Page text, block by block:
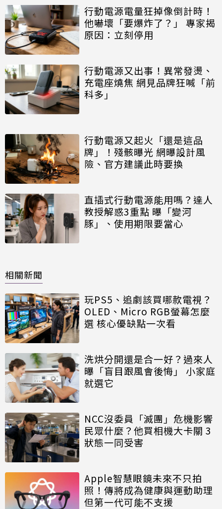
行動電源電量狂掉像倒計時！
他嚇壞「要爆炸了？」 專家揭
原因：立刻停用
行動電源又出事！異常發燙、
充電座燒焦 網見品牌狂喊「前
科多」
行動電源又起火「還是這品
牌」！殘骸曝光 網曝設計風
險、官方建議此時要換
直插式行動電源能用嗎？達人
教授解惑3重點 曝「變河
豚」、使用期限要當心
相關新聞
玩PS5、追劇該買哪款電視？
OLED、Micro RGB螢幕怎麼
選 核心優缺點一次看
洗烘分開還是合一好？過來人
曝「盲目跟風會後悔」 小家庭
就選它
NCC沒委員「滅團」危機影響
民眾什麼？他買相機大卡關 3
狀態一同受害
Apple智慧眼鏡未來不只拍
照！傳將成為健康與運動助理
但第一代可能不支援